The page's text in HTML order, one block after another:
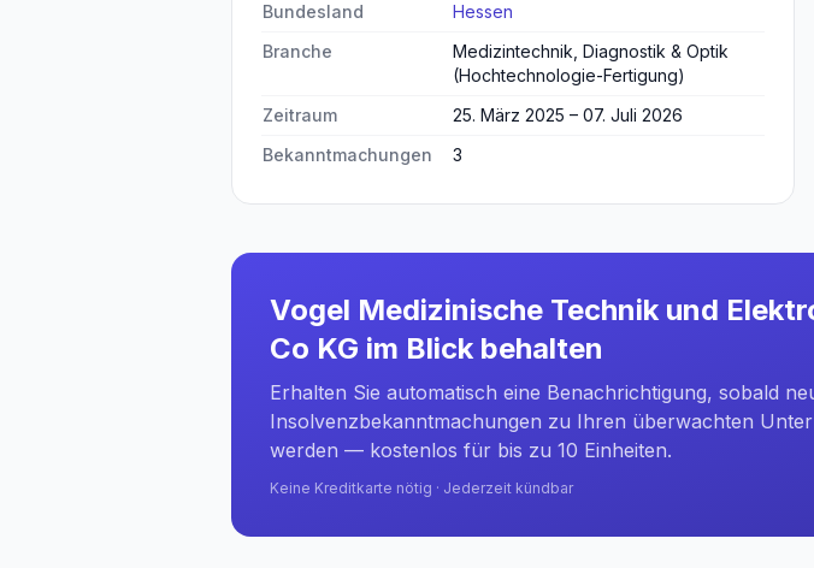
Bundesland
Hessen
Branche
Medizintechnik, Diagnostik & Optik
(Hochtechnologie-Fertigung)
Zeitraum
25. März 2025 – 07. Juli 2026
Bekanntmachungen
3
Vogel Medizinische Technik und
Co KG im Blick behalten
Erhalten Sie automatisch eine Benachrichtigung, sobald
Insolvenzbekanntmachungen zu Ihren überwachten
werden — kostenlos für bis zu 10 Einheiten.
Keine Kreditkarte nötig · Jederzeit kündbar